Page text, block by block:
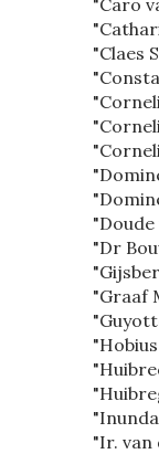
"Caro
"Claes
"Dr
"Graaf
"Ir. van